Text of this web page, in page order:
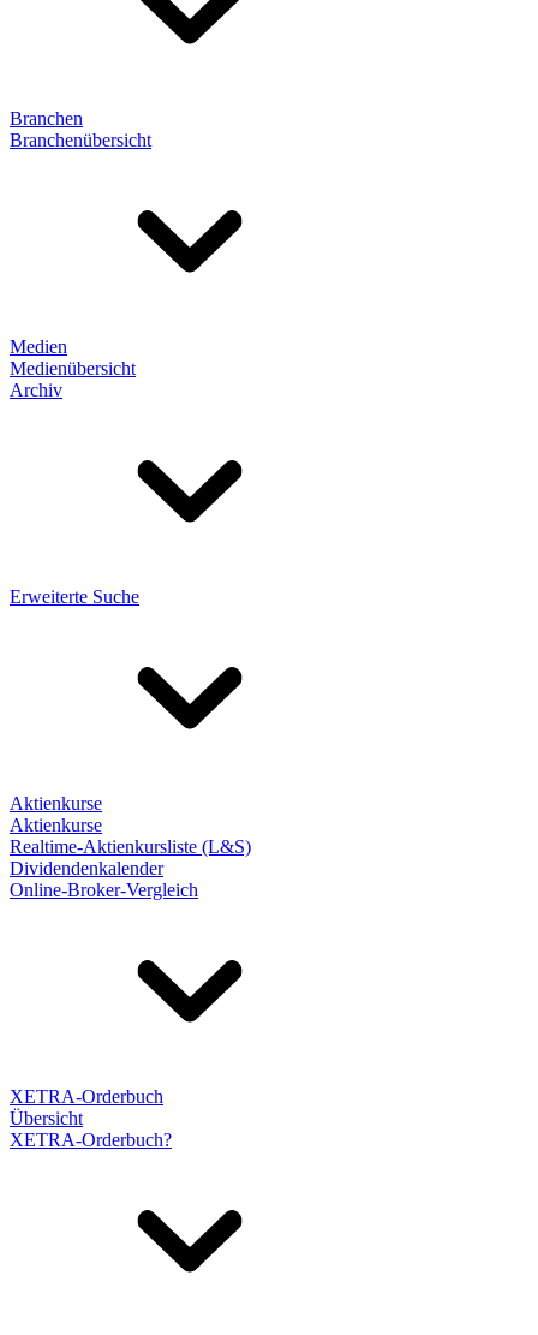
Branchen
Branchenübersicht
Medien
Medienübersicht
Archiv
Erweiterte Suche
Aktienkurse
Aktienkurse
Realtime-Aktienkursliste (L&S)
Dividendenkalender
Online-Broker-Vergleich
XETRA-Orderbuch
Übersicht
XETRA-Orderbuch?